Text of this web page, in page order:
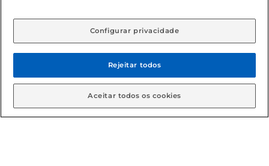
aviso prévio. O valor mínimo para as compras on-line é de
© 2026 Copyright. Todos os direitos
reservados Gbarbosa.
Configurar privacidade
Rejeitar todos
Aceitar todos os cookies